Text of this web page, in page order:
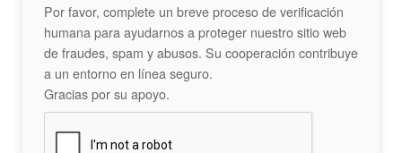
Por favor, complete un breve proceso de verificación
humana para ayudarnos a proteger nuestro sitio web
de fraudes, spam y abusos. Su cooperación contribuye
a un entorno en línea seguro.
Gracias por su apoyo.